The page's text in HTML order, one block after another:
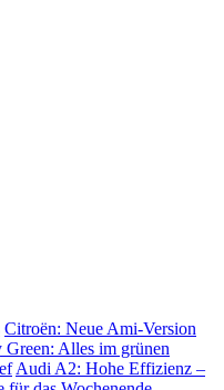
Citroën: Neue Ami-Version
Alles im grünen
Audi A2: Hohe Effizienz –